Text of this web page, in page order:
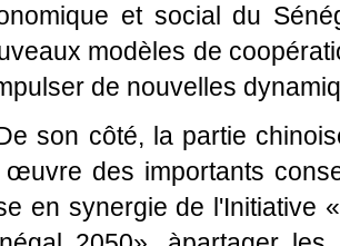
et social du
modèles de
de nouvelles
son côté, la partie
œuvre des importants
en synergie de l'Initiative